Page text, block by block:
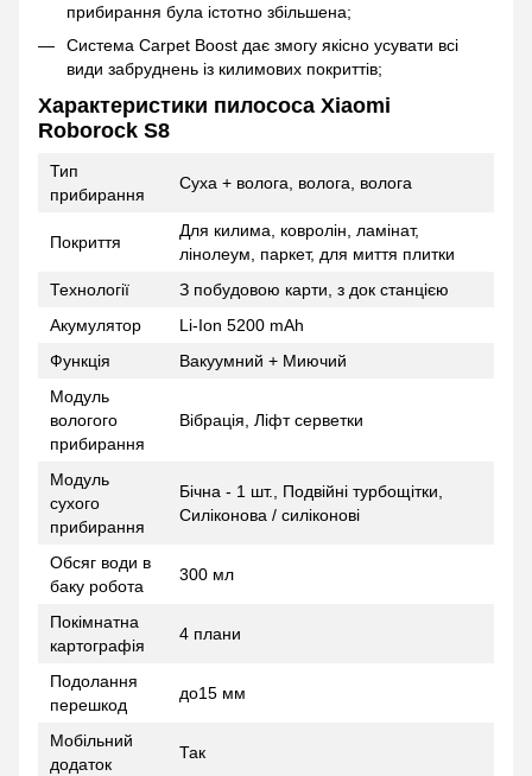
прибирання була істотно збільшена;
Система Carpet Boost дає змогу якісно усувати всі
види забруднень із килимових покриттів;
Характеристики пилососа Xiaomi
Roborock S8
Тип
прибирання
Суха + волога, волога, волога
Покриття
Для килима, ковролін, ламінат,
лінолеум, паркет, для миття плитки
Технології
З побудовою карти, з док станцією
Акумулятор
Li-Ion 5200 mAh
Функція
Вакуумний + Миючий
Модуль
вологого
прибирання
Вібрація, Ліфт серветки
Модуль
сухого
прибирання
Бічна - 1 шт., Подвійні турбощітки,
Силіконова / силіконові
Обсяг води в
баку робота
300 мл
Покімнатна
картографія
4 плани
Подолання
перешкод
до15 мм
Мобільний
додаток
Так